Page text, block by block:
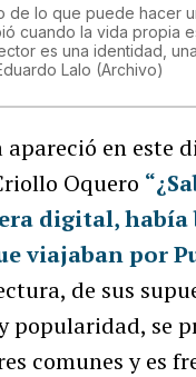
de lo que puede hacer
cuando la vida propia
es una identidad,
Lalo (Archivo)
apareció en este
Oquero
digital, había
viajaban por
de sus
popularidad, se
comunes y es